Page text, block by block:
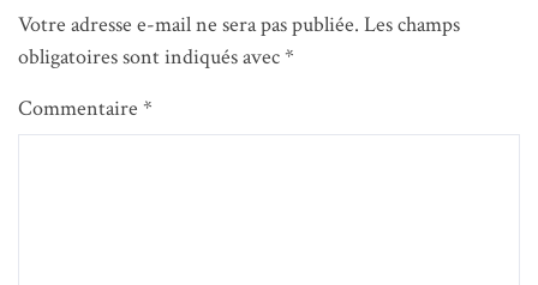
Votre adresse e-mail ne sera pas publiée. Les champs
obligatoires sont indiqués avec*
Commentaire *